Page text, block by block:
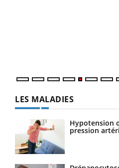
LES MALADIES
Hypotension
pression